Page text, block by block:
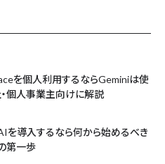
を個人利用するならGeminiは使
個人事業主向けに解説
を導入するなら何から始めるべき
第一歩